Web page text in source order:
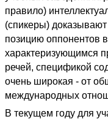
правило)
(спикеры)
позицию оппонентов
характеризующимся
речей, спецификой
очень широкая - от
международных
В текущем году для